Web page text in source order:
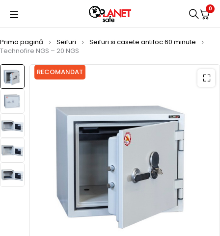
0
Prima pagină Seifuri
Seifuri si casete antifoc 60 minute
Technofire NGS – 20 NGS
RECOMANDAT